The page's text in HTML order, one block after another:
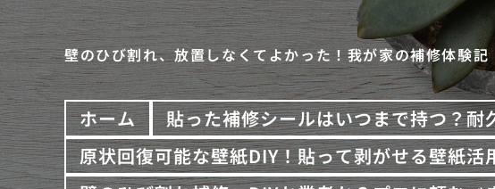
壁のひび割れ、放置しなくてよかった！我が家の補修体験記
ホーム
貼った補修シールはいつまで持つ？耐
原状回復可能な壁紙DIY！貼って剥がせる壁紙活